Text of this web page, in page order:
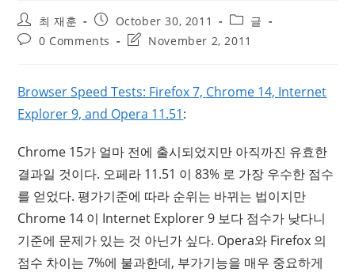
Post
author:
최 재훈
Post
published:
October 30, 2011
Post
category:
글
Post0 Comments
PostNovember 2, 2011
Browser Speed Tests: Firefox 7, Chrome 14, Internet
Explorer 9, and Opera 11.51:
Chrome 15가 얼마 전에 출시되었지만 아직까진 유효한
결과일 것이다. 오페라 11.51 이 83% 로 가장 우수한 점수
를 얻었다. 평가기준에 따라 순위는 바뀌는 법이지만
Chrome 14 이 Internet Explorer 9 보다 점수가 낮다니
기준에 문제가 있는 것 아닌가 싶다. Opera와 Firefox 의
점수 차이는 7%에 불과한데, 부가기능을 매우 중요하게